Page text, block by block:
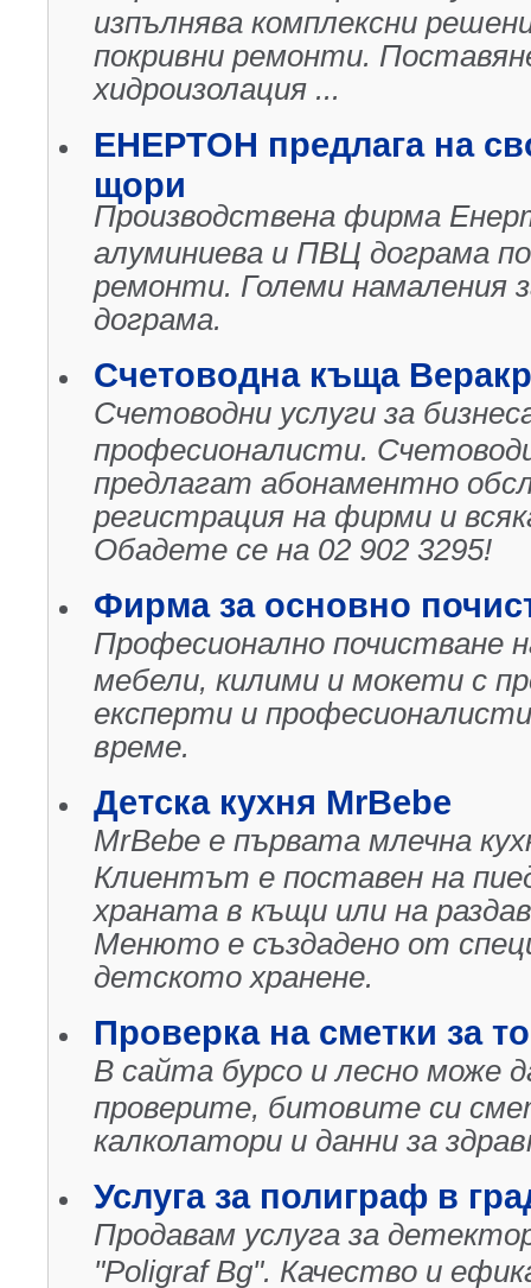
изпълнява комплексни
покривни ремонти.
хидроизолация ...
ЕНЕРТОН предлага на
щори
Производствена фирма
алуминиева и ПВЦ дограма
ремонти. Големи намаления
дограма.
Счетоводна къща
Счетоводни услуги за
професионалисти.
предлагат абонаментно
регистрация на фирми и
Обадете се на 02 902 3295!
Фирма за основно
Професионално почистване
мебели, килими и мокети с
експерти и
време.
Детска кухня MrBebe
MrBebe е първата млечна
Клиентът е поставен на
храната в къщи или на
Менюто е създадено от
детското хранене.
Проверка на сметки за
В сайта бурсо и лесно
проверите, битовите си
калколатори и данни за
Услуга за полиграф в
Продавам услуга за
"Poligraf Bg". Качество и